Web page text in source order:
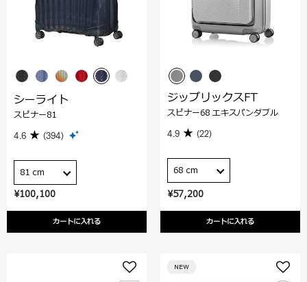
¥100,100
カートに入れる
シーライト
スピナー81
4.6 (394)
81 cm
¥57,200
カートに入れる
ジップリックスFT
スピナー68 エキスパンダブル
4.9 (22)
68 cm
NEW